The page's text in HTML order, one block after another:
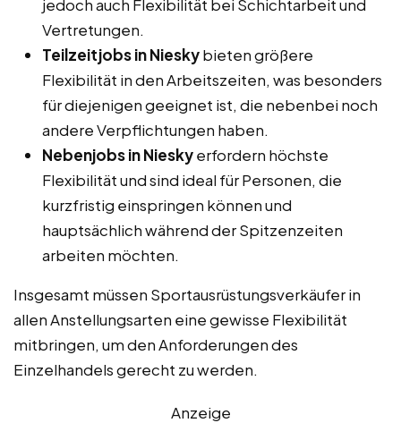
jedoch auch Flexibilität bei Schichtarbeit und
Vertretungen.
Teilzeitjobs in Nieskybieten größere
Flexibilität in den Arbeitszeiten, was besonders
für diejenigen geeignet ist, die nebenbei noch
andere Verpflichtungen haben.
Nebenjobs in Nieskyerfordern höchste
Flexibilität und sind ideal für Personen, die
kurzfristig einspringen können und
hauptsächlich während der Spitzenzeiten
arbeiten möchten.
Insgesamt müssen Sportausrüstungsverkäufer in
allen Anstellungsarten eine gewisse Flexibilität
mitbringen, um den Anforderungen des
Einzelhandels gerecht zu werden.
Anzeige